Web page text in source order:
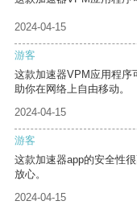
2024-04-15
游客
这款加速器VPM应用程序
助你在网络上自由移动。
2024-04-15
游客
这款加速器app的安全性
放心。
2024-04-15